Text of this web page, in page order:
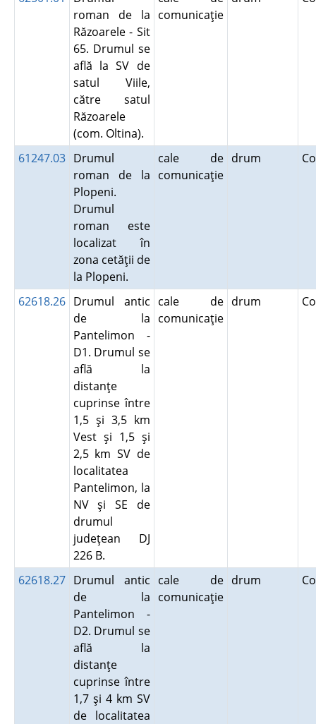
roman de la
Răzoarele - Sit
65. Drumul se
află la SV de
satul Viile,
către satul
Răzoarele
(com. Oltina).
comunicaţie
61247.03 Drumul
roman de la
Plopeni.
Drumul
roman este
localizat în
zona cetăţii de
la Plopeni.
cale de
comunicaţie
drum
62618.26 Drumul antic
de la
Pantelimon -
D1. Drumul se
află la
distanţe
cuprinse între
1,5 şi 3,5 km
Vest şi 1,5 şi
2,5 km SV de
localitatea
Pantelimon, la
NV şi SE de
drumul
judeţean DJ
226 B.
cale de
comunicaţie
drum
62618.27 Drumul antic
de la
Pantelimon -
D2. Drumul se
află la
distanţe
cuprinse între
1,7 şi 4 km SV
de localitatea
cale de
comunicaţie
drum